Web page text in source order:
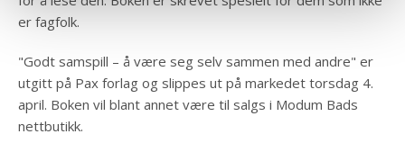
er fagfolk.
"Godt samspill – å være seg selv sammen med andre" er
utgitt på Pax forlag og slippes ut på markedet torsdag 4.
april. Boken vil blant annet være til salgs i Modum Bads
nettbutikk.